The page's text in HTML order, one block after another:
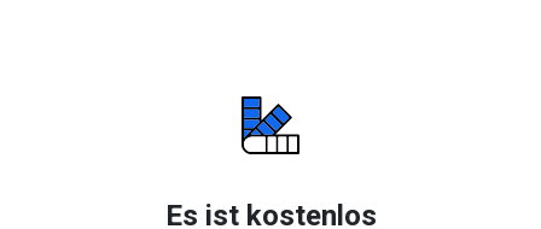
Es ist kostenlos